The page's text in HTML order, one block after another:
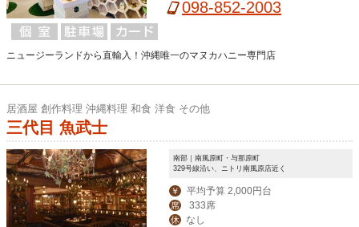
098-852-2003
ニュージーランドから直輸入！沖縄唯一のマヌカハニー専門店
居酒屋 創作料理 沖縄料理 和食 洋食 その他
三代目 魚武士
南部｜南風原町・与那原町
329号線沿い、ニトリ南風原店近く
￥ 平均予算 2,000円台
席 333席
休 なし